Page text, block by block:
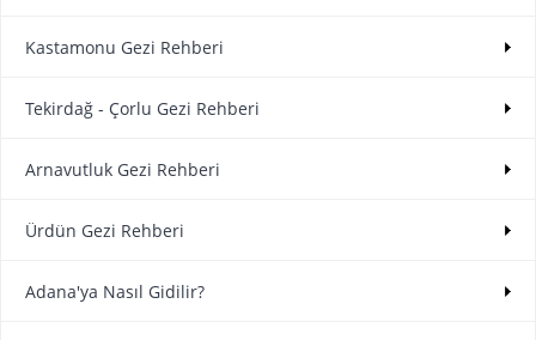
Kastamonu Gezi Rehberi
Tekirdağ - Çorlu Gezi Rehberi
Arnavutluk Gezi Rehberi
Ürdün Gezi Rehberi
Adana'ya Nasıl Gidilir?